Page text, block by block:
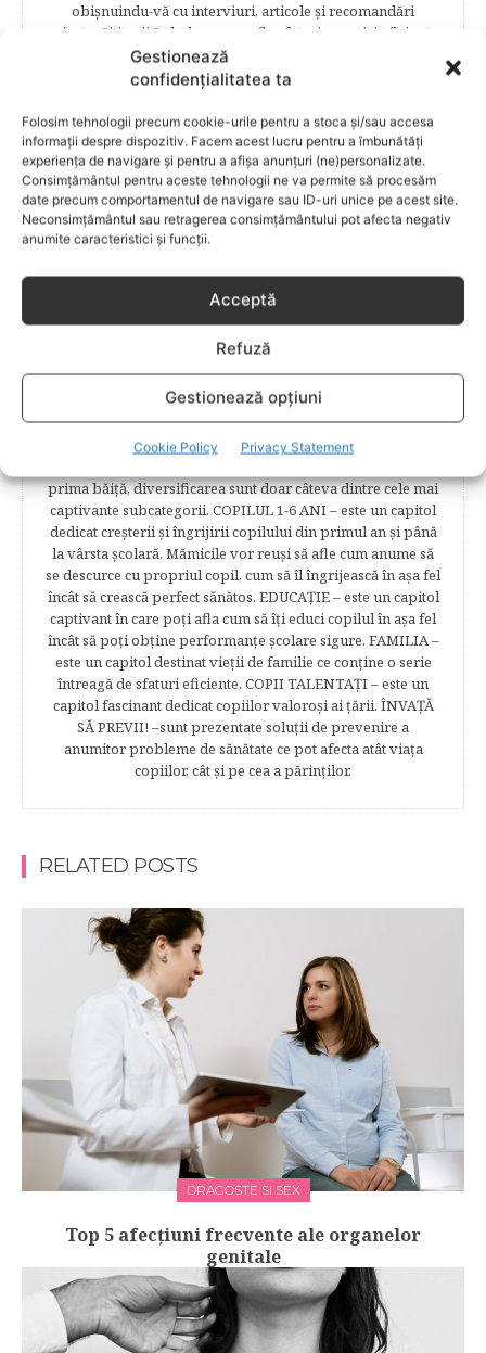
Gestionează
confidențialitatea ta
Folosim tehnologii precum cookie-urile pentru a stoca și/sau accesa
informații despre dispozitiv. Facem acest lucru pentru a îmbunătăți
experiența de navigare și pentru a afișa anunțuri (ne)personalizate.
Consimțământul pentru aceste tehnologii ne va permite să procesăm
date precum comportamentul de navigare sau ID-uri unice pe acest site.
Neconsimțământul sau retragerea consimțământului pot afecta negativ
anumite caracteristici și funcții.
Acceptă
Refuză
Gestionează opțiuni
Cookie Policy Privacy Statement
obişnuindu-vă cu interviuri, articole şi recomandări
avizate. Cititorii Bebelu.ro vor afla sfaturi, practici eficiente,
vor deveni parte a unor experienţe de viaţă trăite de
mămici, vor fi puşi la curent cu cele mai noi măsuri
familiei. Cititorii se vor bucura să afle despre povestea
frumoasă de viață a unei mămici celebre – Elena Băsescu,
într-un interviu acordat în exclusivitate revistei Bebelu,vor
fi puşi în temă cu ultimele tendinţe în materie de frumuseţe,
diete şi modă parcurgând atent şi rubricile permanente
începând cu: Rubrici: PĂRINŢI CELEBRI – Cele mai
cunoscute personalităţi mondene vor fi alături de tine
pentru a te îndruma, oferindu-ţi un sfat din experienţa lor
de părinte. SARCINA ŞI NAŞTEREA – este un capitol
destinat celor 9 luni de viaţă intrauterină. Vor fi prezentate
informaţii referitoare la simptomatologia primelor zile de
sarcină, evoluţia fătului pe parcursul celor nouă luni,
analize necesare, alimentaţie, sănătate, pregătire pentru
naştere. Tot aici puteti găsi informaţii preţioase dedicate
naşterii şi recuperării postpartum. BEBELUŞUL ÎN PRIMUL
ANIŞOR – este un capitol destinat îngrijirii sugarului.
prima băiţă, diversificarea sunt doar câteva dintre cele mai
captivante subcategorii. COPILUL 1-6 ANI – este un capitol
dedicat creşterii şi îngrijirii copilului din primul an şi până
la vârsta şcolară. Mămicile vor reuşi să afle cum anume să
se descurce cu propriul copil, cum să îl îngrijească în aşa fel
încât să crească perfect sănătos. EDUCAŢIE – este un capitol
captivant în care poţi afla cum să îţi educi copilul în aşa fel
încât să poţi obţine performanţe şcolare sigure. FAMILIA –
este un capitol destinat vieţii de familie ce conţine o serie
întreagă de sfaturi eficiente. COPII TALENTAŢI – este un
capitol fascinant dedicat copiilor valoroși ai țării. ÎNVAŢĂ
SĂ PREVII! –sunt prezentate soluţii de prevenire a
anumitor probleme de sănătate ce pot afecta atât viaţa
copiilor, cât şi pe cea a părinţilor.
RELATED POSTS
DRAGOSTE SI SEX
Top 5 afecțiuni frecvente ale organelor
genitale